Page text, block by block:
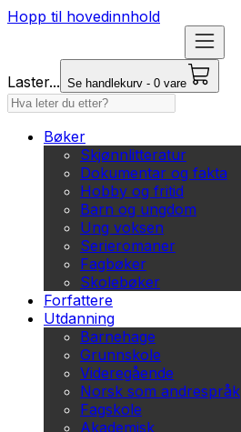
Hopp til hovedinnhold
Laster... Se handlekurv - 0 vare
Bøker
Skjønnlitteratur
Dokumentar og fakta
Hobby og fritid
Barn og ungdom
Ung voksen
Serieromaner
Fagbøker
Skolebøker
Forfattere
Utdanning
Barnehage
Grunnskole
Videregående
Norsk som andrespråk
Fagskole
Akademisk